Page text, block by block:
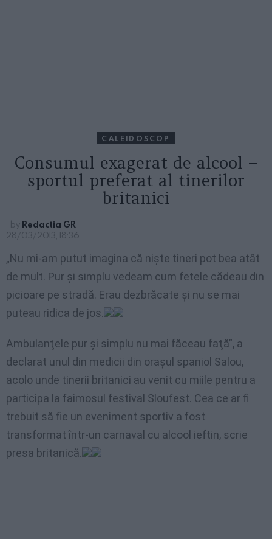
CALEIDOSCOP
Consumul exagerat de alcool –
sportul preferat al tinerilor
britanici
by Redactia GR
28/03/2013, 18:36
„Nu mi-am putut imagina că nişte tineri pot bea atât
de mult. Pur şi simplu vedeam cum fetele cădeau din
picioare pe stradă. Erau dezbrăcate şi nu se mai
puteau ridica de jos.
Ambulanţele pur şi simplu nu mai făceau faţă”, a
declarat unul din medicii din orașul spaniol Salou,
acolo unde tinerii britanici au venit cu miile pentru a
participa la faimosul festival Sloufest. Cea ce ar fi
trebuit să fie un eveniment sportiv a fost
transformat într-un carnaval cu alcool ieftin, scrie
presa britanică.